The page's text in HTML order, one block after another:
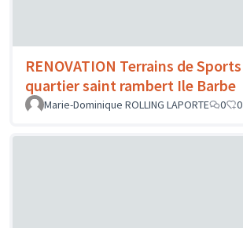
RENOVATION Terrains de Sports
quartier saint rambert Ile Barbe
Marie-Dominique ROLLING LAPORTE
0 0